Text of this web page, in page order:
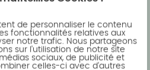
installée sur la terrasse
à l’intérieur de votre
passage d'un
de personnaliser le contenu
fonctionnalités relatives aux
notre trafic. Nous partageons
sur l'utilisation de notre site
sociaux, de publicité et
celles-ci avec d'autres